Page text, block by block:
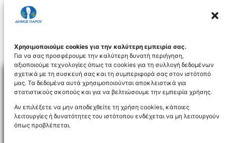
Χρησιμοποιούμε cookies για την καλύτερη εμπειρία σας.
Για να σας προσφέρουμε την καλύτερη δυνατή περιήγηση,
αξιοποιούμε τεχνολογίες όπως τα cookies για τη συλλογή δεδομένων
σχετικά με τη συσκευή σας και τη συμπεριφορά σας στον ιστότοπό
μας. Τα δεδομένα αυτά χρησιμοποιούνται αποκλειστικά για
στατιστικούς σκοπούς και για να βελτιώσουμε την εμπειρία χρήσης.
Αν επιλέξετε να μην αποδεχθείτε τη χρήση cookies, κάποιες
λειτουργίες ή δυνατότητες του ιστότοπου ενδέχεται να μη λειτουργούν
όπως προβλέπεται.
κηδεία.